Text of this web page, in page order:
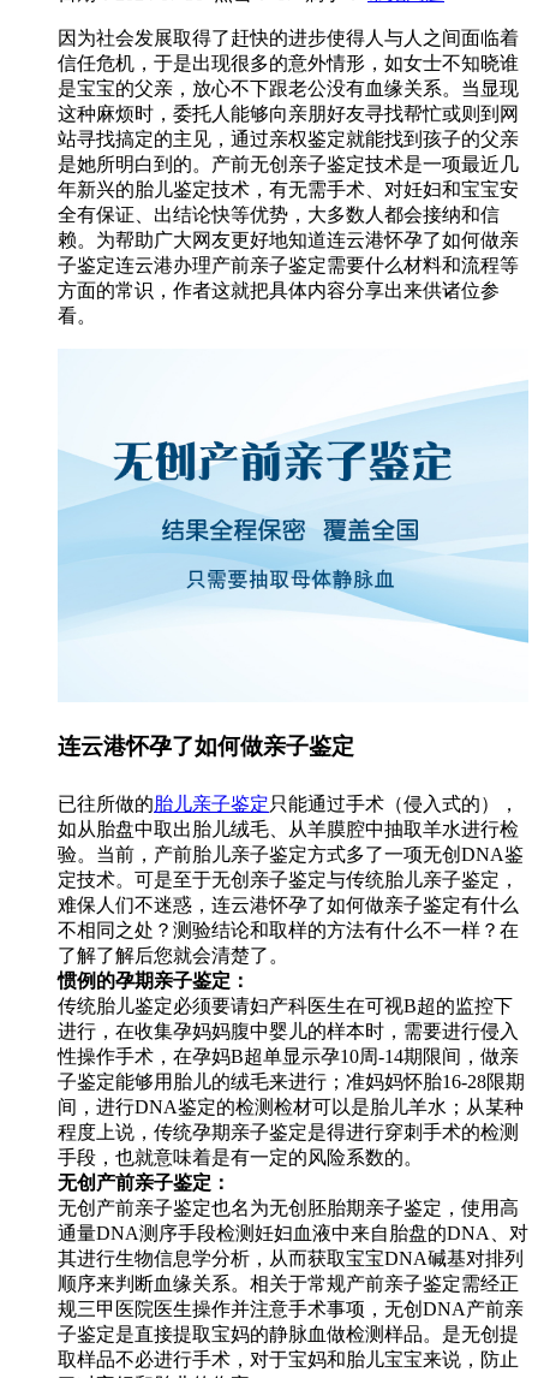
因为社会发展取得了赶快的进步使得人与人之间面临着
信任危机，于是出现很多的意外情形，如女士不知晓谁
是宝宝的父亲，放心不下跟老公没有血缘关系。当显现
这种麻烦时，委托人能够向亲朋好友寻找帮忙或则到网
站寻找搞定的主见，通过亲权鉴定就能找到孩子的父亲
是她所明白到的。产前无创亲子鉴定技术是一项最近几
年新兴的胎儿鉴定技术，有无需手术、对妊妇和宝宝安
全有保证、出结论快等优势，大多数人都会接纳和信
赖。为帮助广大网友更好地知道连云港怀孕了如何做亲
子鉴定连云港办理产前亲子鉴定需要什么材料和流程等
方面的常识，作者这就把具体内容分享出来供诸位参
看。
连云港怀孕了如何做亲子鉴定
已往所做的胎儿亲子鉴定只能通过手术（侵入式的），
如从胎盘中取出胎儿绒毛、从羊膜腔中抽取羊水进行检
验。当前，产前胎儿亲子鉴定方式多了一项无创DNA鉴
定技术。可是至于无创亲子鉴定与传统胎儿亲子鉴定，
难保人们不迷惑，连云港怀孕了如何做亲子鉴定有什么
不相同之处？测验结论和取样的方法有什么不一样？在
了解了解后您就会清楚了。
惯例的孕期亲子鉴定：
传统胎儿鉴定必须要请妇产科医生在可视B超的监控下
进行，在收集孕妈妈腹中婴儿的样本时，需要进行侵入
性操作手术，在孕妈B超单显示孕10周-14期限间，做亲
子鉴定能够用胎儿的绒毛来进行；准妈妈怀胎16-28限期
间，进行DNA鉴定的检测检材可以是胎儿羊水；从某种
程度上说，传统孕期亲子鉴定是得进行穿刺手术的检测
手段，也就意味着是有一定的风险系数的。
无创产前亲子鉴定：
无创产前亲子鉴定也名为无创胚胎期亲子鉴定，使用高
通量DNA测序手段检测妊妇血液中来自胎盘的DNA、对
其进行生物信息学分析，从而获取宝宝DNA碱基对排列
顺序来判断血缘关系。相关于常规产前亲子鉴定需经正
规三甲医院医生操作并注意手术事项，无创DNA产前亲
子鉴定是直接提取宝妈的静脉血做检测样品。是无创提
取样品不必进行手术，对于宝妈和胎儿宝宝来说，防止